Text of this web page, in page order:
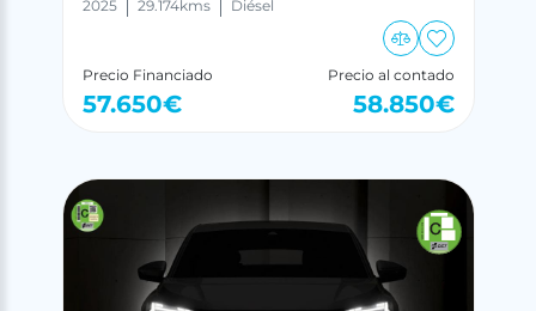
2025 29.174kms Diésel
Precio Financiado
57.650€
Precio al contado
58.850€